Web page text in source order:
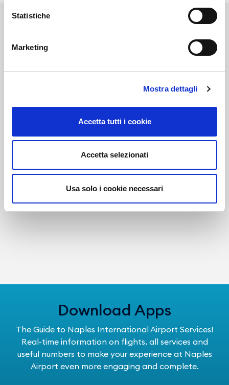
Statistiche
Marketing
Mostra dettagli
Accetta tutti i cookie
Accetta selezionati
Usa solo i cookie necessari
Link correlati
Voi diretti
Negozi
Bar e Ristoranti
Download Apps
The Guide to Naples International Airport Services!
Real-time information on flights, all services and
useful numbers to make your experience at Naples
Airport even more engaging and complete.